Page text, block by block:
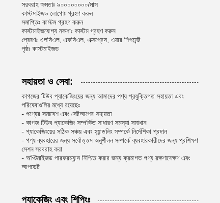
সরবরাহ ক্ষমতাঃ ৯০০০০০০০০/মাস
কাস্টমাইজড লোগোঃ গ্রহণ করুন
সমাপ্তিঃ কাস্টম গ্রহণ করুন
কাস্টমাইজযোগ্য নকশাঃ কাস্টম গ্রহণ করুন
প্রেরণঃ এলসিএল, এফসিএল, এক্সপ্রেস, এয়ার শিপমেন্ট
পৃষ্ঠঃ কাস্টমাইজড
সহায়তা ও সেবা:
কাগজের টিউব প্যাকেজিংয়ের জন্য আমাদের পণ্য প্রযুক্তিগত সহায়তা এবং
পরিষেবাগুলির মধ্যে রয়েছেঃ
- পণ্যের সমাবেশ এবং সেটআপের সহায়তা
- কাগজ টিউব প্যাকেজিং সম্পর্কিত সাধারণ সমস্যা সমাধান
- প্যাকেজিংয়ের সঠিক সঞ্চয় এবং হ্যান্ডলিং সম্পর্কে নির্দেশিকা প্রদান
- পণ্য ব্যবহারের জন্য সর্বোত্তম অনুশীলন সম্পর্কে ব্যবহারকারীদের জন্য প্রশিক্ষণ
সেশন সরবরাহ করা
- অপ্টিমাইজড পারফরম্যান্স নিশ্চিত করার জন্য ক্রমাগত পণ্য রক্ষণাবেক্ষণ এবং
আপডেট
প্যাকেজিং এবং শিপিংঃ